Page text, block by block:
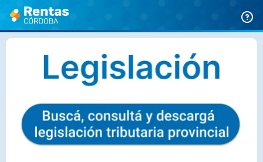
contenido